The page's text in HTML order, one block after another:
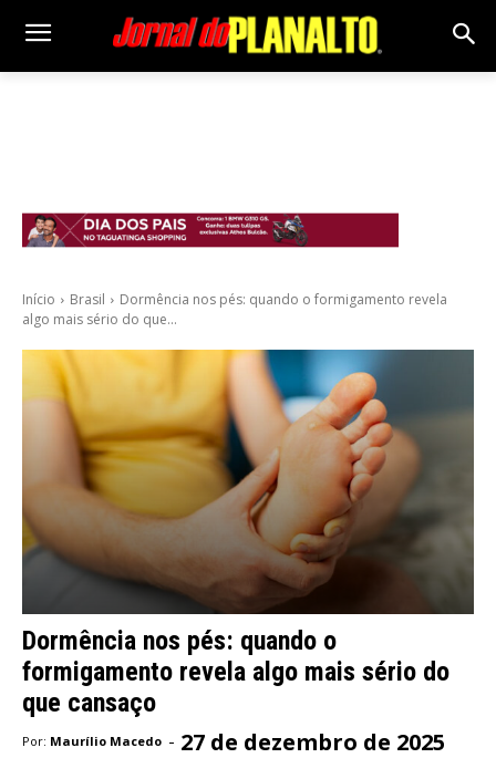
Início Brasil
Dormência nos pés: quando o formigamento revela
algo mais sério do que...
Dormência nos pés: quando o
formigamento revela algo mais sério do
que cansaço
Por: Maurílio Macedo - 27 de dezembro de 2025